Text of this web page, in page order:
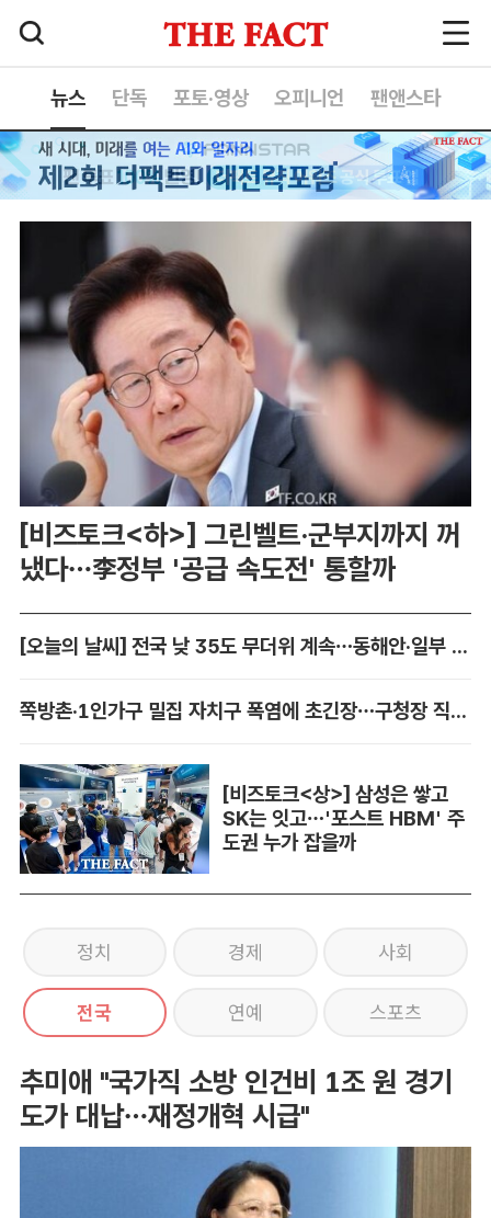
뉴스 단독 포토·영상 오피니언 팬앤스타
[비즈토크<하>] 그린벨트·군부지까지 꺼
냈다…李정부 '공급 속도전' 통할까
[오늘의 날씨] 전국 낮 35도 무더위 계속…동해안·일부 지역 비
쪽방촌·1인가구 밀집 자치구 폭염에 초긴장…구청장 직접 챙긴다
[비즈토크<상>] 삼성은 쌓고
SK는 잇고…'포스트 HBM' 주
도권 누가 잡을까
정치 경제 사회
전국 연예 스포츠
추미애 "국가직 소방 인건비 1조 원 경기
도가 대납…재정개혁 시급"